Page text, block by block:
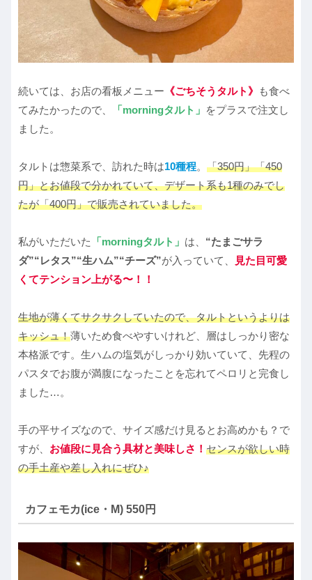
続いては、お店の看板メニュー 《ごちそうタルト》 も食べ
てみたかったので、
「morningタルト」 をプラスで注文し
ました。
タルトは惣菜系で、訪れた時は10種程。 「350円」「450
円」とお値段で分かれていて、デザート系も1種のみでし
たが「400円」で販売されていました。
私がいただいた 「morningタルト」 は、 “たまごサラ
ダ”“レタス”“生ハム”“チーズ”が入っていて、
見た目可愛
くてテンション上がる〜！！
生地が薄くてサクサクしていたので、タルトというよりは
キッシュ！薄いため食べやすいけれど、層はしっかり密な
本格派です。生ハムの塩気がしっかり効いていて、先程の
パスタでお腹が満腹になったことを忘れてペロリと完食し
ました…。
手の平サイズなので、サイズ感だけ見るとお高めかも？で
すが、 お値段に見合う具材と美味しさ！ センスが欲しい時
の手土産や差し入れにぜひ♪
カフェモカ(ice・M) 550円